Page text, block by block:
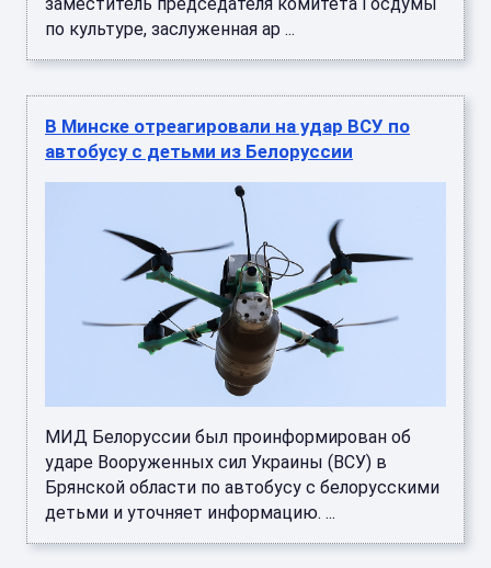
по культуре, заслуженная ар ...
В Минске отреагировали на удар ВСУ по
автобусу с детьми из Белоруссии
МИД Белоруссии был проинформирован об
ударе Вооруженных сил Украины (ВСУ) в
Брянской области по автобусу с белорусскими
детьми и уточняет информацию. ...